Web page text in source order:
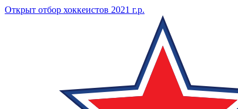
Открыт отбор хоккеистов 2021 г.р.